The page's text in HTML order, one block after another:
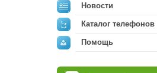
Новости
Каталог телефонов
Помощь